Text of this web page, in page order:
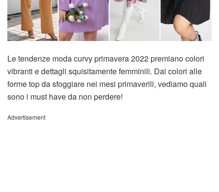
Le tendenze moda curvy primavera 2022 premiano colori
vibranti e dettagli squisitamente femminili. Dai colori alle
forme top da sfoggiare nei mesi primaverili, vediamo quali
sono i must have da non perdere!
Advertisement